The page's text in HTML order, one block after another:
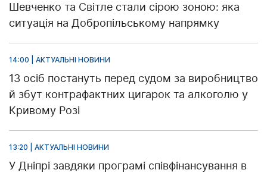
Шевченко та Світле стали сірою зоною: яка
ситуація на Добропільському напрямку
14:00 | АКТУАЛЬНІ НОВИНИ
13 осіб постануть перед судом за виробництво
й збут контрафактних цигарок та алкоголю у
Кривому Розі
13:20 | АКТУАЛЬНІ НОВИНИ
У Дніпрі завдяки програмі співфінансування в